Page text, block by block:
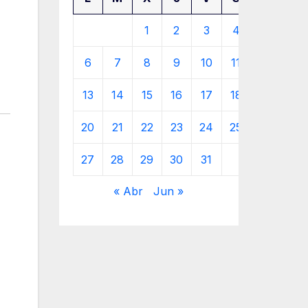
1 2 3 4
6 7 8 9 10 11
13 14 15 16 17 18
20 21 22 23 24 25
27 28 29 30 31
« Abr Jun »